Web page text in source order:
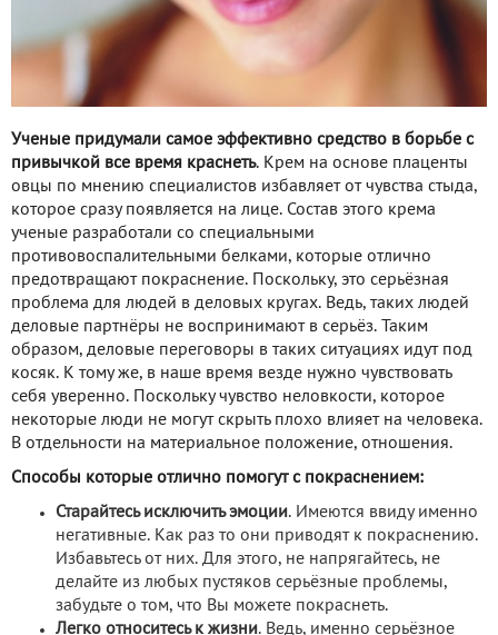
Ученые придумали самое эффективно средство в борьбе с
привычкой все время краснеть. Крем на основе плаценты
овцы по мнению специалистов избавляет от чувства стыда,
которое сразу появляется на лице. Состав этого крема
ученые разработали со специальными
противовоспалительными белками, которые отлично
предотвращают покраснение. Поскольку, это серьёзная
проблема для людей в деловых кругах. Ведь, таких людей
деловые партнёры не воспринимают в серьёз. Таким
образом, деловые переговоры в таких ситуациях идут под
косяк. К тому же, в наше время везде нужно чувствовать
себя уверенно. Поскольку чувство неловкости, которое
некоторые люди не могут скрыть плохо влияет на человека.
В отдельности на материальное положение, отношения.
Способы которые отлично помогут с покраснением:
Старайтесь исключить эмоции. Имеются ввиду именно
негативные. Как раз то они приводят к покраснению.
Избавьтесь от них. Для этого, не напрягайтесь, не
делайте из любых пустяков серьёзные проблемы,
забудьте о том, что Вы можете покраснеть.
Легко относитесь к жизни. Ведь, именно серьёзное